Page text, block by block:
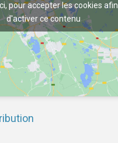
pour accepter les cookies afin
d'activer ce contenu